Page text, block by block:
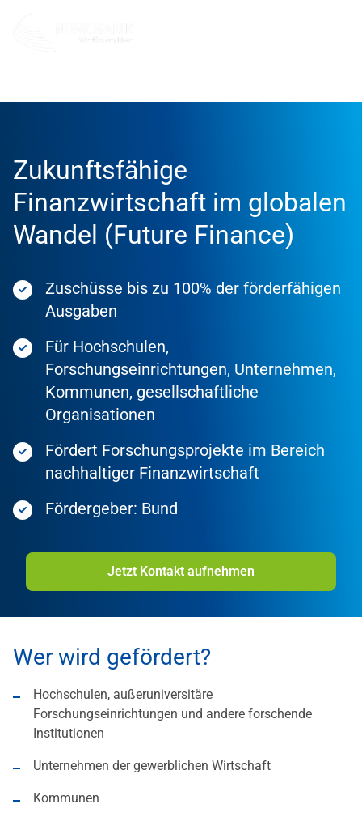
Zukunftsfähige
Finanzwirtschaft im globalen
Wandel (Future Finance)
Zuschüsse bis zu 100% der förderfähigen
Ausgaben
Für Hochschulen,
Forschungseinrichtungen, Unternehmen,
Kommunen, gesellschaftliche
Organisationen
Fördert Forschungsprojekte im Bereich
nachhaltiger Finanzwirtschaft
Fördergeber: Bund
Jetzt Kontakt aufnehmen
Wer wird gefördert?
Hochschulen, außeruniversitäre
Forschungseinrichtungen und andere forschende
Institutionen
Unternehmen der gewerblichen Wirtschaft
Kommunen